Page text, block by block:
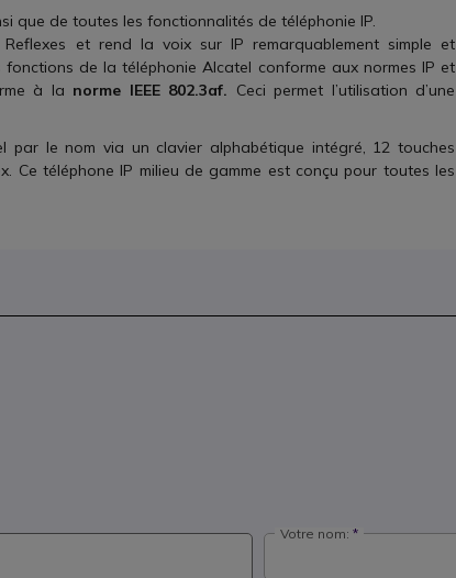
que de toutes les fonctionnalités de téléphonie IP.
et rend la voix sur IP remarquablement simple et
de la téléphonie Alcatel conforme aux normes IP et
à la norme IEEE 802.3af. Ceci permet l’utilisation d’une
par le nom via un clavier alphabétique intégré, 12 touches
Ce téléphone IP milieu de gamme est conçu pour toutes les
Votre nom: